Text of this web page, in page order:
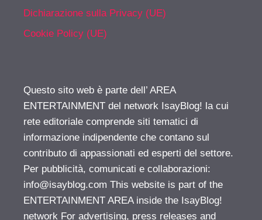
Dichiarazione sulla Privacy (UE)
Cookie Policy (UE)
Questo sito web è parte dell’ AREA
ENTERTAINMENT del network IsayBlog! la cui
rete editoriale comprende siti tematici di
informazione indipendente che contano sul
contributo di appassionati ed esperti del settore.
Per pubblicità, comunicati e collaborazioni:
info@isayblog.com This website is part of the
ENTERTAINMENT AREA inside the IsayBlog!
network For advertising, press releases and